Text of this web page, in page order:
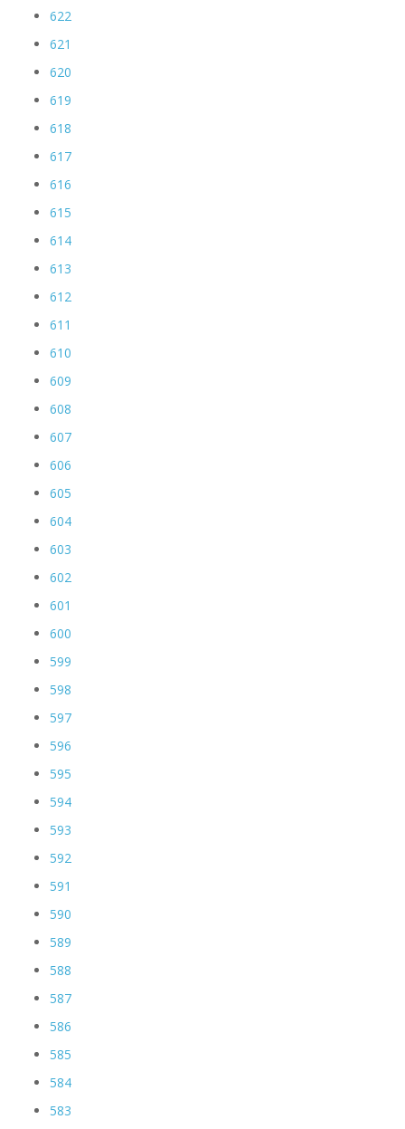
622
621
620
619
618
617
616
615
614
613
612
611
610
609
608
607
606
605
604
603
602
601
600
599
598
597
596
595
594
593
592
591
590
589
588
587
586
585
584
583